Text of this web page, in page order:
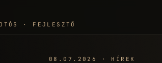
· FEJLESZTŐ
08.07.2026 · HÍREK